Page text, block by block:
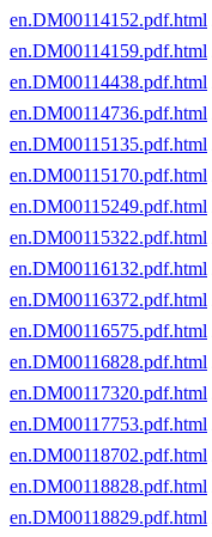
en.DM00114152.pdf.html
en.DM00114159.pdf.html
en.DM00114438.pdf.html
en.DM00114736.pdf.html
en.DM00115135.pdf.html
en.DM00115170.pdf.html
en.DM00115249.pdf.html
en.DM00115322.pdf.html
en.DM00116132.pdf.html
en.DM00116372.pdf.html
en.DM00116575.pdf.html
en.DM00116828.pdf.html
en.DM00117320.pdf.html
en.DM00117753.pdf.html
en.DM00118702.pdf.html
en.DM00118828.pdf.html
en.DM00118829.pdf.html